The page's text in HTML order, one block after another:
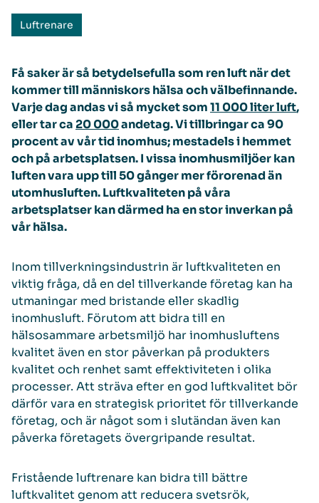
Luftrenare
Få saker är så betydelsefulla som ren luft när det
kommer till människors hälsa och välbefinnande.
Varje dag andas vi så mycket som11 000 liter luft,
eller tar ca20 000andetag. Vi tillbringar ca 90
procent av vår tid inomhus; mestadels i hemmet
och på arbetsplatsen. I vissa inomhusmiljöer kan
luften vara upp till 50 gånger mer förorenad än
utomhusluften. Luftkvaliteten på våra
arbetsplatser kan därmed ha en stor inverkan på
vår hälsa.
Inom tillverkningsindustrin är luftkvaliteten en
viktig fråga, då en del tillverkande företag kan ha
utmaningar med bristande eller skadlig
inomhusluft. Förutom att bidra till en
hälsosammare arbetsmiljö har inomhusluftens
kvalitet även en stor påverkan på produkters
kvalitet och renhet samt effektiviteten i olika
processer. Att sträva efter en god luftkvalitet bör
därför vara en strategisk prioritet för tillverkande
företag, och är något som i slutändan även kan
påverka företagets övergripande resultat.
Fristående luftrenare kan bidra till bättre
luftkvalitet genom att reducera svetsrök,